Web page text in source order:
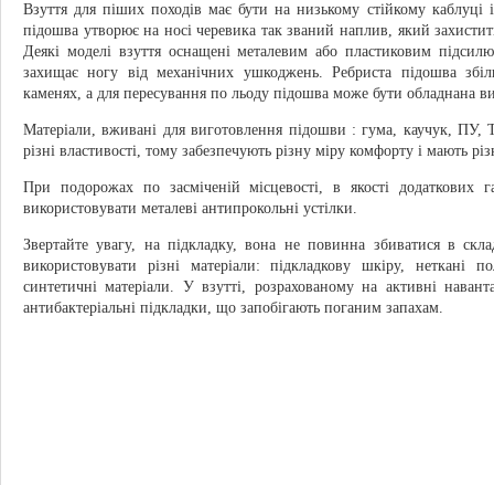
Взуття для піших походів має бути на низькому стійкому
підошва утворює на носі черевика так званий наплив, який
Деякі моделі взуття оснащені металевим або пластиковим
захищає ногу від механічних ушкоджень. Ребриста підошва
каменях, а для пересування по льоду підошва може бути обладнана
Матеріали, вживані для виготовлення підошви : гума, каучук,
різні властивості, тому забезпечують різну міру комфорту і мають
При подорожах по засміченій місцевості, в якості додаткових
використовувати металеві антипрокольні устілки.
Звертайте увагу, на підкладку, вона не повинна збиватися в
використовувати різні матеріали: підкладкову шкіру, неткані
синтетичні матеріали. У взутті, розрахованому на активні
антибактеріальні підкладки, що запобігають поганим запахам.